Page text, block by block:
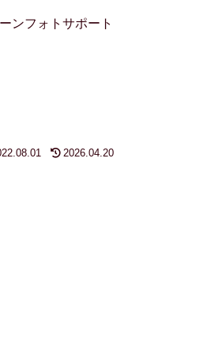
ンフォトサポート
2026.04.20